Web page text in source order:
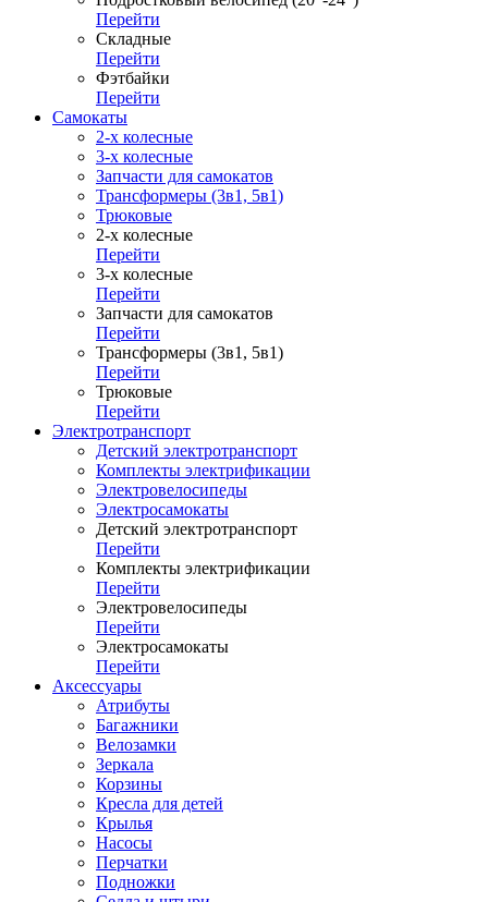
Перейти
Складные
Перейти
Фэтбайки
Перейти
Самокаты
2-х колесные
3-х колесные
Запчасти для самокатов
Трансформеры (3в1, 5в1)
Трюковые
2-х колесные
Перейти
3-х колесные
Перейти
Запчасти для самокатов
Перейти
Трансформеры (3в1, 5в1)
Перейти
Трюковые
Перейти
Электротранспорт
Детский электротранспорт
Комплекты электрификации
Электровелосипеды
Электросамокаты
Детский электротранспорт
Перейти
Комплекты электрификации
Перейти
Электровелосипеды
Перейти
Электросамокаты
Перейти
Аксессуары
Атрибуты
Багажники
Велозамки
Зеркала
Корзины
Кресла для детей
Крылья
Насосы
Перчатки
Подножки